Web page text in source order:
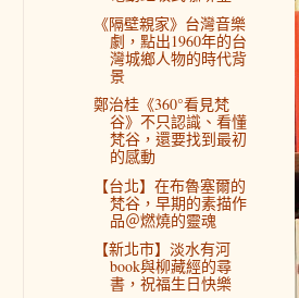
《隔壁親家》台灣音樂
劇，點出1960年的台
灣城鄉人物的時代背
景
鄭治桂《360°看見梵
谷》不只認識、看懂
梵谷，還要找到最初
的感動
【台北】在布魯塞爾的
梵谷，早期的素描作
品＠燃燒的靈魂
【新北市】淡水有河
book與柳藏經的尋
書，祝福生日快樂